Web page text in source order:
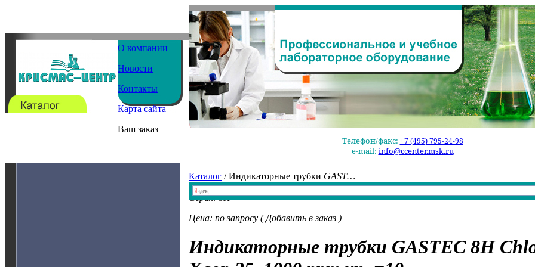
О компании
Новости
Контакты
Карта сайта
Ваш заказ
Телефон/факс: +7 (495) 795-24-98
e-mail: info@ccenter.msk.ru
Каталог / Индикаторные трубки GAST…
Серия: 8H
Цена: по запросу ( Добавить в заказ )
Индикаторные трубки GASTEC 8H